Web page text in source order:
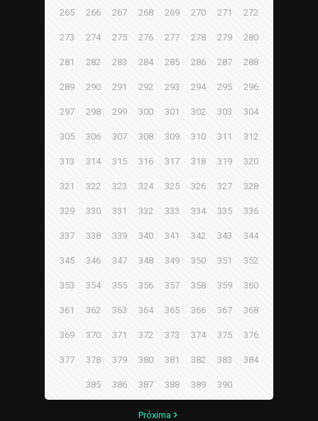
265 266 267 268 269 270 271 272
273 274 275 276 277 278 279 280
281 282 283 284 285 286 287 288
289 290 291 292 293 294 295 296
297 298 299 300 301 302 303 304
305 306 307 308 309 310 311 312
313 314 315 316 317 318 319 320
321 322 323 324 325 326 327 328
329 330 331 332 333 334 335 336
337 338 339 340 341 342 343 344
345 346 347 348 349 350 351 352
353 354 355 356 357 358 359 360
361 362 363 364 365 366 367 368
369 370 371 372 373 374 375 376
377 378 379 380 381 382 383 384
385 386 387 388 389 390
Próxima